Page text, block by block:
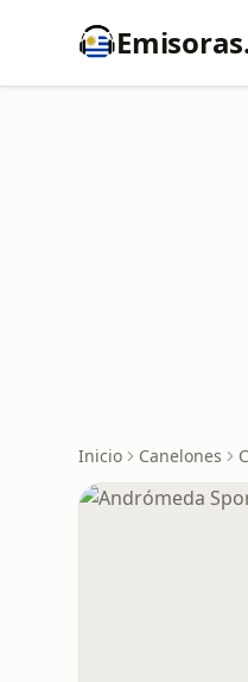
Inicio Canelones